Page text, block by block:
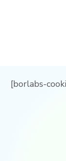
[borlabs-